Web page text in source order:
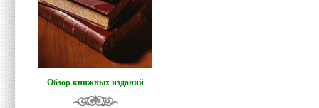
Обзор книжных изданий